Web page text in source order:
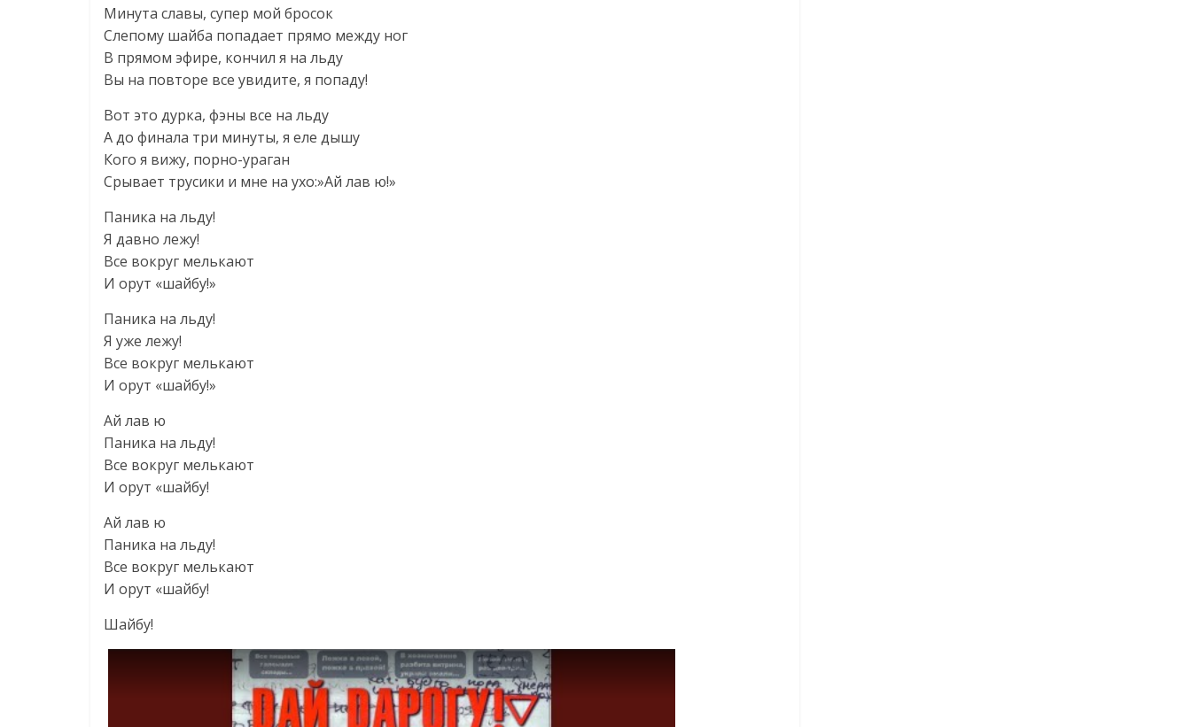
Минута славы, супер мой бросок
Слепому шайба попадает прямо между ног
В прямом эфире, кончил я на льду
Вы на повторе все увидите, я попаду!
Вот это дурка, фэны все на льду
А до финала три минуты, я еле дышу
Кого я вижу, порно-ураган
Срывает трусики и мне на ухо:»Ай лав ю!»
Паника на льду!
Я давно лежу!
Все вокруг мелькают
И орут «шайбу!»
Паника на льду!
Я уже лежу!
Все вокруг мелькают
И орут «шайбу!»
Ай лав ю
Паника на льду!
Все вокруг мелькают
И орут «шайбу!
Ай лав ю
Паника на льду!
Все вокруг мелькают
И орут «шайбу!
Шайбу!